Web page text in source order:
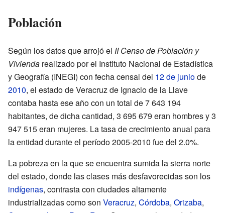
Población
Según los datos que arrojó el II Censo de Población y
Vivienda realizado por el Instituto Nacional de Estadística
y Geografía (INEGI) con fecha censal del 12 de juniode
2010, el estado de Veracruz de Ignacio de la Llave
contaba hasta ese año con un total de 7 643 194
habitantes, de dicha cantidad, 3 695 679 eran hombres y 3
947 515 eran mujeres. La tasa de crecimiento anual para
la entidad durante el período 2005-2010 fue del 2.0%.
La pobreza en la que se encuentra sumida la sierra norte
del estado, donde las clases más desfavorecidas son los
indígenas, contrasta con ciudades altamente
industrializadas como son Veracruz, Córdoba, Orizaba,